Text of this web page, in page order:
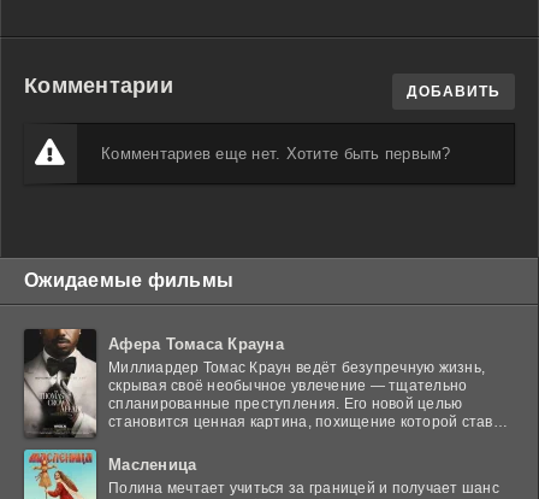
Комментарии ДОБАВИТЬ
Комментариев еще нет. Хотите быть первым?
Ожидаемые фильмы
Афера Томаса Крауна
Миллиардер Томас Краун ведёт безупречную жизнь,
скрывая своё необычное увлечение — тщательно
спланированные преступления. Его новой целью
становится ценная картина, похищение которой ставит
Масленица
Полина мечтает учиться за границей и получает шанс